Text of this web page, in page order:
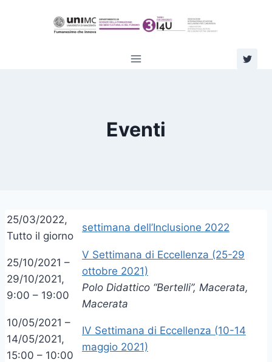
Eventi
25/03/2022,
Tutto il giorno
settimana dell’Inclusione 2022
25/10/2021 –
29/10/2021,
9:00 – 19:00
V Settimana di Eccellenza (25-29
ottobre 2021)
Polo Didattico “Bertelli”, Macerata,
Macerata
10/05/2021 –
14/05/2021,
15:00 – 10:00
IV Settimana di Eccellenza (10-14
maggio 2021)